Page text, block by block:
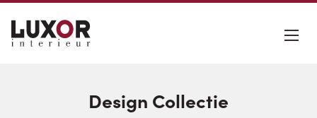
Design Collectie